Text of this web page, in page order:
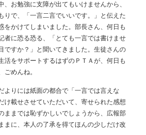
、お勉強に支障が出てもいけませんから、
りで、「一言二言でいいです。」と伝えた
をかけてしまいました。部長さん、何日も
者に恐る恐る、「とても一言では書けませ
ですか？」と聞いてきました。生徒さんの
活をサポートするはずのＰＴＡが、何日も
ごめんね。
よりには紙面の都合で「一言では言えな
け載せさせていただいて、寄せられた感想
ままでは恥ずかしいでしょうから、広報部
まに、本人の了承を得てほんの少しだけ改